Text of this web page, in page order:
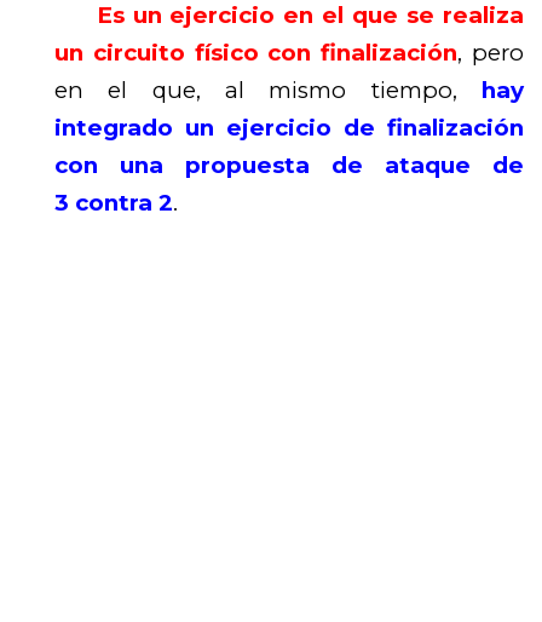
Es un ejercicio en el que se realiza
un circuito físico con finalización, pero
en el que, al mismo tiempo, hay
integrado un ejercicio de finalización
con una propuesta de ataque de
3 contra 2.